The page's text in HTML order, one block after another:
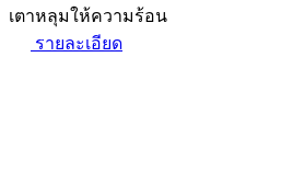
เตาหลุมให้ความร้อน
รายละเอียด